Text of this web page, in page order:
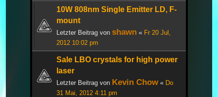
10W 808nm Single Emitter LD, F-
mount
Letzter Beitrag von shawn « Fr 20 Jul,
2012 10:02 pm
Sale LBO crystals for high power
laser
Letzter Beitrag von Kevin Chow « Do
31 Mai, 2012 4:11 pm